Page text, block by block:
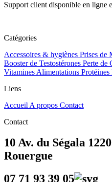
Support client disponible en ligne
Catégories
Accessoires & hygiènes Prises de
Booster de Testostérones Perte de
Vitamines Alimentations Protéines
Liens
Accueil A propos Contact
Contact
10 Av. du Ségala
Rouergue
07 71 93 39 05